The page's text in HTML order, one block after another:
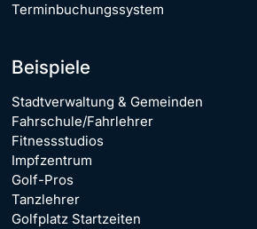
Terminbuchungssystem
Beispiele
Stadtverwaltung & Gemeinden
Fahrschule/Fahrlehrer
Fitnessstudios
Impfzentrum
Golf-Pros
Tanzlehrer
Golfplatz Startzeiten